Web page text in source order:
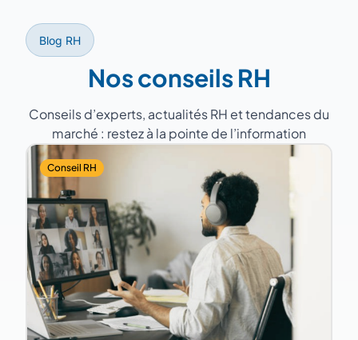
Blog RH
Nos conseils RH
Conseils d’experts, actualités RH et tendances du
marché : restez à la pointe de l’information
Conseil RH